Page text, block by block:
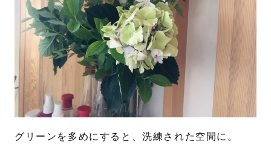
グリーンを多めにすると、洗練された空間に。